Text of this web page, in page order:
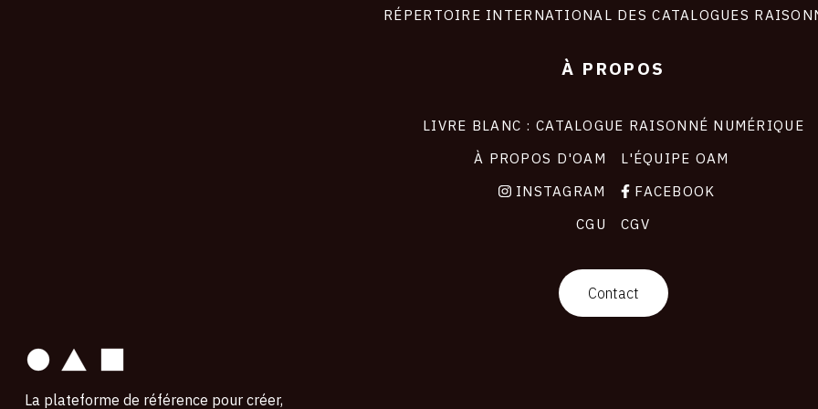
RÉPERTOIRE INTERNATIONAL DES CATALOGUES
À PROPOS
LIVRE BLANC : CATALOGUE RAISONNÉ NUMÉRIQUE
À PROPOS D'OAM
L'ÉQUIPE OAM
INSTAGRAM
FACEBOOK
CGU
CGV
Contact
La plateforme de référence pour créer,